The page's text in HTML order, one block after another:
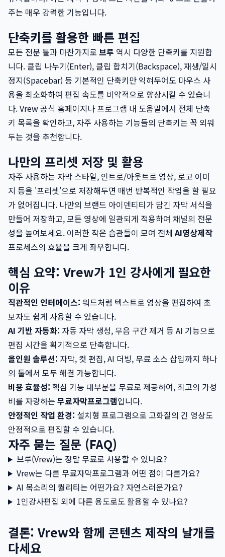
주는 매우 강력한 기능입니다.
단축키를 활용한 빠른 편집
모든 전문 툴과 마찬가지로 브루 역시 다양한 단축키를 지원합
니다. 클립 나누기(Enter), 클립 합치기(Backspace), 재생/일시
정지(Spacebar) 등 기본적인 단축키만 익혀두어도 마우스 사
용을 최소화하여 편집 속도를 비약적으로 향상시킬 수 있습니
다. Vrew 공식 홈페이지나 프로그램 내 도움말에서 전체 단축
키 목록을 확인하고, 자주 사용하는 기능들의 단축키는 꼭 외워
두는 것을 추천합니다.
나만의 프리셋 저장 및 활용
자주 사용하는 자막 스타일, 인트로/아웃트로 영상, 로고 이미
지 등을 '프리셋'으로 저장해두면 매번 반복적인 작업을 할 필요
가 없어집니다. 나만의 브랜드 아이덴티티가 담긴 자막 서식을
만들어 저장하고, 모든 영상에 일관되게 적용하여 채널의 전문
성을 높여보세요. 이러한 작은 습관들이 모여 전체AI영상제작
프로세스의 효율을 크게 좌우합니다.
핵심 요약: Vrew가 1인 강사에게 필요한
이유
직관적인 인터페이스: 워드처럼 텍스트로 영상을 편집하여 초
보자도 쉽게 사용할 수 있습니다.
AI 기반 자동화: 자동 자막 생성, 무음 구간 제거 등 AI 기능으로
편집 시간을 획기적으로 단축합니다.
올인원 솔루션: 자막, 컷 편집, AI 더빙, 무료 소스 삽입까지 하나
의 툴에서 모두 해결 가능합니다.
비용 효율성: 핵심 기능 대부분을 무료로 제공하여, 최고의 가성
비를 자랑하는 무료자막프로그램입니다.
안정적인 작업 환경: 설치형 프로그램으로 고화질의 긴 영상도
안정적으로 편집할 수 있습니다.
자주 묻는 질문 (FAQ)
브루(Vrew)는 정말 무료로 사용할 수 있나요?
Vrew는 다른 무료자막프로그램과 어떤 점이 다른가요?
AI 목소리의 퀄리티는 어떤가요? 자연스러운가요?
1인강사편집 외에 다른 용도로도 활용할 수 있나요?
결론: Vrew와 함께 콘텐츠 제작의 날개를
다세요